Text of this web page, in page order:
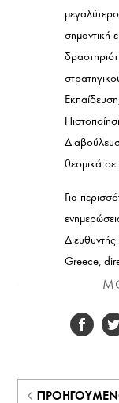
σημαντική
θεσμικά
Για
Greece,